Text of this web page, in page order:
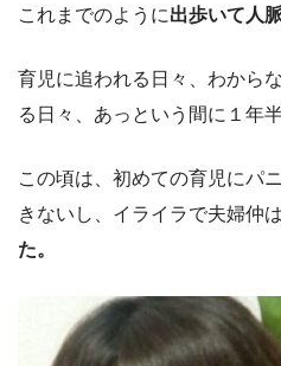
これまでのように出歩いて人
育児に追われる日々、わから
る日々、あっという間に１年
この頃は、初めての育児にパ
きないし、イライラで夫婦仲
た。